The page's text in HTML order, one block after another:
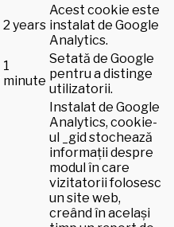
2 years
Acest cookie este
instalat de Google
Analytics.
1
minute
Setată de Google
pentru a distinge
utilizatorii.
Instalat de Google
Analytics, cookie-
ul _gid stochează
informații despre
modul în care
vizitatorii folosesc
un site web,
creând în același